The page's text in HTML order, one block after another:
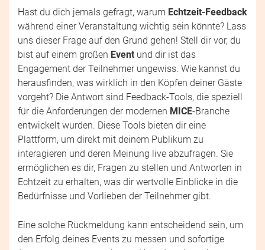
Hast du dich jemals gefragt, warum Echtzeit-Feedback
während einer Veranstaltung wichtig sein könnte? Lass
uns dieser Frage auf den Grund gehen! Stell dir vor, du
bist auf einem großen Event und dir ist das
Engagement der Teilnehmer ungewiss. Wie kannst du
herausfinden, was wirklich in den Köpfen deiner Gäste
vorgeht? Die Antwort sind Feedback-Tools, die speziell
für die Anforderungen der modernen MICE-Branche
entwickelt wurden. Diese Tools bieten dir eine
Plattform, um direkt mit deinem Publikum zu
interagieren und deren Meinung live abzufragen. Sie
ermöglichen es dir, Fragen zu stellen und Antworten in
Echtzeit zu erhalten, was dir wertvolle Einblicke in die
Bedürfnisse und Vorlieben der Teilnehmer gibt.
Eine solche Rückmeldung kann entscheidend sein, um
den Erfolg deines Events zu messen und sofortige